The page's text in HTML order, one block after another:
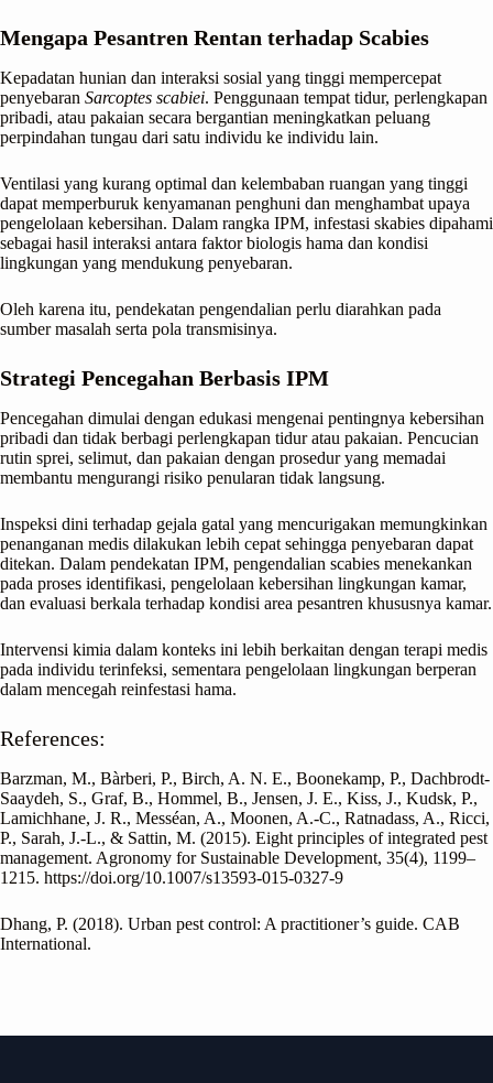
Mengapa Pesantren Rentan terhadap Scabies
Kepadatan hunian dan interaksi sosial yang tinggi mempercepat
penyebaran Sarcoptes scabiei. Penggunaan tempat tidur, perlengkapan
pribadi, atau pakaian secara bergantian meningkatkan peluang
perpindahan tungau dari satu individu ke individu lain.
Ventilasi yang kurang optimal dan kelembaban ruangan yang tinggi
dapat memperburuk kenyamanan penghuni dan menghambat upaya
pengelolaan kebersihan. Dalam rangka IPM, infestasi skabies dipahami
sebagai hasil interaksi antara faktor biologis hama dan kondisi
lingkungan yang mendukung penyebaran.
Oleh karena itu, pendekatan pengendalian perlu diarahkan pada
sumber masalah serta pola transmisinya.
Strategi Pencegahan Berbasis IPM
Pencegahan dimulai dengan edukasi mengenai pentingnya kebersihan
pribadi dan tidak berbagi perlengkapan tidur atau pakaian. Pencucian
rutin sprei, selimut, dan pakaian dengan prosedur yang memadai
membantu mengurangi risiko penularan tidak langsung.
Inspeksi dini terhadap gejala gatal yang mencurigakan memungkinkan
penanganan medis dilakukan lebih cepat sehingga penyebaran dapat
ditekan. Dalam pendekatan IPM, pengendalian scabies menekankan
pada proses identifikasi, pengelolaan kebersihan lingkungan kamar,
dan evaluasi berkala terhadap kondisi area pesantren khususnya kamar.
Intervensi kimia dalam konteks ini lebih berkaitan dengan terapi medis
pada individu terinfeksi, sementara pengelolaan lingkungan berperan
dalam mencegah reinfestasi hama.
References:
Barzman, M., Bàrberi, P., Birch, A. N. E., Boonekamp, P., Dachbrodt-
Saaydeh, S., Graf, B., Hommel, B., Jensen, J. E., Kiss, J., Kudsk, P.,
Lamichhane, J. R., Messéan, A., Moonen, A.-C., Ratnadass, A., Ricci,
P., Sarah, J.-L., & Sattin, M. (2015). Eight principles of integrated pest
management. Agronomy for Sustainable Development, 35(4), 1199–
1215. https://doi.org/10.1007/s13593-015-0327-9
Dhang, P. (2018). Urban pest control: A practitioner’s guide. CAB
International.